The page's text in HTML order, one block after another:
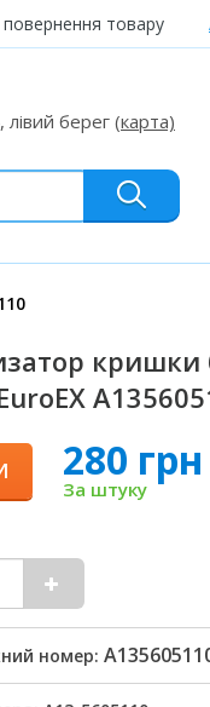
повернення товару
лівий берег (карта)
кришки
280 грн
За штуку
номер: